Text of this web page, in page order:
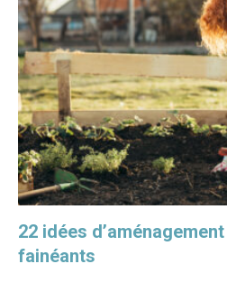
22 idées
fainéants